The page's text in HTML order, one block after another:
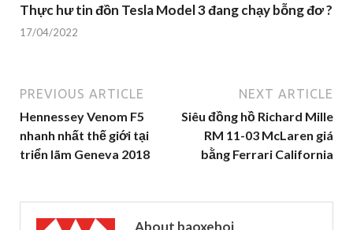
Thực hư tin đồn Tesla Model 3 đang chạy bỗng đơ ?
17/04/2022
PREVIOUS ARTICLE
Hennessey Venom F5
nhanh nhất thế giới tại
triển lãm Geneva 2018
NEXT ARTICLE
Siêu đồng hồ Richard Mille
RM 11-03 McLaren giá
bằng Ferrari California
About baoxehoi